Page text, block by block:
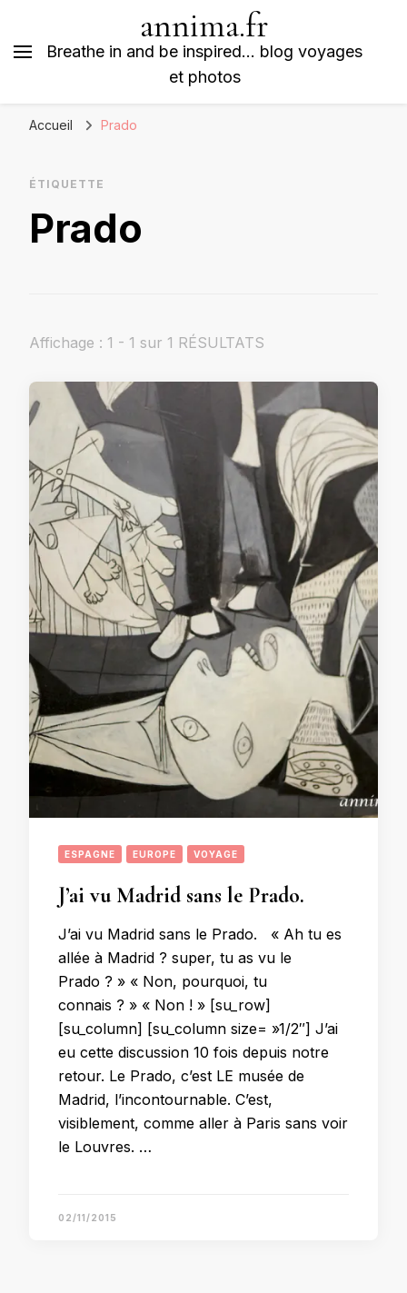
annima.fr
Breathe in and be inspired… blog voyages
et photos
Accueil Prado
ÉTIQUETTE
Prado
Affichage : 1 - 1 sur 1 RÉSULTATS
ESPAGNE EUROPE VOYAGE
J’ai vu Madrid sans le Prado.
J’ai vu Madrid sans le Prado. « Ah tu es
allée à Madrid ? super, tu as vu le
Prado ? » « Non, pourquoi, tu
connais ? » « Non ! » [su_row]
[su_column] [su_column size= »1/2″] J’ai
eu cette discussion 10 fois depuis notre
retour. Le Prado, c’est LE musée de
Madrid, l’incontournable. C’est,
visiblement, comme aller à Paris sans voir
le Louvres. …
02/11/2015